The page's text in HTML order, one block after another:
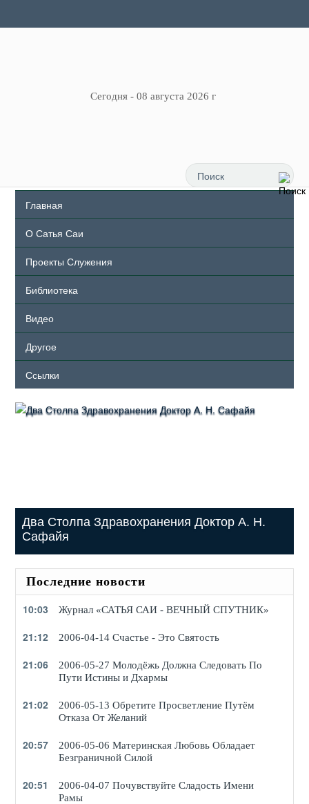
Сегодня - 08 августа 2026 г
Главная
О Сатья Саи
Проекты Служения
Библиотека
Видео
Другое
Ссылки
Два Столпа Здравохранения Доктор А. Н.
Сафайя
Институт Высших медицинских наук Шри
Последние новости
10:03
Журнал «САТЬЯ САИ - ВЕЧНЫЙ СПУТНИК»
21:12 2006-04-14 Счастье - Это Святость
21:06
2006-05-27 Молодёжь Должна Следовать По
Пути Истины и Дхармы
21:02
2006-05-13 Обретите Просветление Путём
Отказа От Желаний
20:57
2006-05-06 Материнская Любовь Обладает
Безграничной Силой
20:51
2006-04-07 Почувствуйте Сладость Имени
Рамы